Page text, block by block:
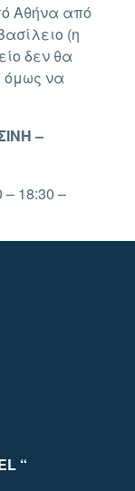
Αθήνα από
(η
δεν θα
όμως να
–
– 18:30 –
“